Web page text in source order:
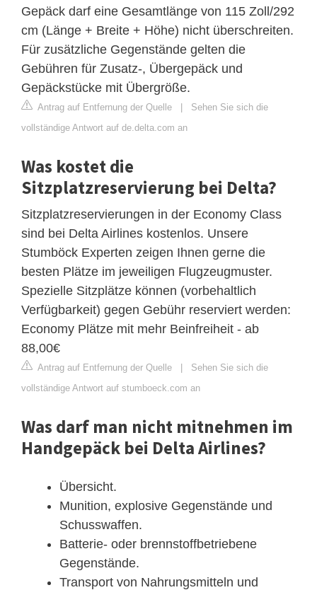
Gepäck darf eine Gesamtlänge von 115 Zoll/292
cm (Länge + Breite + Höhe) nicht überschreiten.
Für zusätzliche Gegenstände gelten die
Gebühren für Zusatz-, Übergepäck und
Gepäckstücke mit Übergröße.
Antrag auf Entfernung der Quelle | Sehen Sie sich die
vollständige Antwort auf de.delta.com an
Was kostet die
Sitzplatzreservierung bei Delta?
Sitzplatzreservierungen in der Economy Class
sind bei Delta Airlines kostenlos. Unsere
Stumböck Experten zeigen Ihnen gerne die
besten Plätze im jeweiligen Flugzeugmuster.
Spezielle Sitzplätze können (vorbehaltlich
Verfügbarkeit) gegen Gebühr reserviert werden:
Economy Plätze mit mehr Beinfreiheit - ab
88,00€
Antrag auf Entfernung der Quelle | Sehen Sie sich die
vollständige Antwort auf stumboeck.com an
Was darf man nicht mitnehmen im
Handgepäck bei Delta Airlines?
Übersicht.
Munition, explosive Gegenstände und
Schusswaffen.
Batterie- oder brennstoffbetriebene
Gegenstände.
Transport von Nahrungsmitteln und